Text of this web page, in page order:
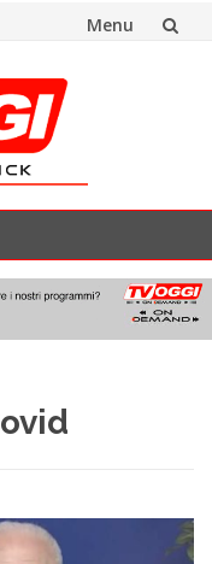
Menu